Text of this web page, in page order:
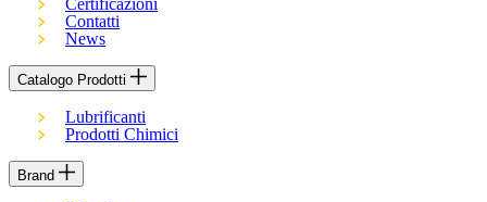
Certificazioni
Contatti
News
Catalogo Prodotti
Lubrificanti
Prodotti Chimici
Brand